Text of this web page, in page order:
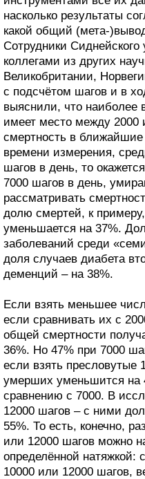
насколько результаты
какой общий (мета-
Сотрудники Сиднейского
коллегами из других
Великобритании,
с подсчётом шагов и в
выяснили, что наиболее
имеет место между 2000
смертность в ближайшие
времени измерения,
шагов в день, то
7000 шагов в день,
рассматривать
долю смертей, к
уменьшается на 37%.
заболеваний среди
доля случаев диабета
деменций – на 38%.
Если взять меньшее
если сравнивать их с
общей смертности
36%. Но 47% при 7000
если взять пресловутые
умерших уменьшится на
сравнению с 7000. В
12000 шагов – с ними
55%. То есть, конечно,
или 12000 шагов можно
определённой натяжкой:
10000 или 12000 шагов,